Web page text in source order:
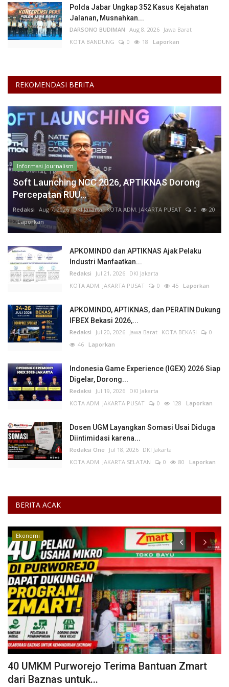
Polda Jabar Ungkap 352 Kasus Kejahatan
Jalanan, Musnahkan...
DARSONO BUDIMAN Aug 8, 2026 Jawa Barat
KOTA BANDUNG
0 18 Laporkan
REKOMENDASI BERITA
Informasi Journalism
Soft Launching NCC 2026, APTIKNAS Dorong
Percepatan RUU...
Redaksi Aug 7, 2026 DKI Jakarta KOTA ADM. JAKARTA PUSAT 0
20
Laporkan
APKOMINDO dan APTIKNAS Ajak Pelaku
Industri Manfaatkan...
Redaksi Jul 21, 2026 DKI Jakarta
KOTA ADM. JAKARTA PUSAT
0 45 Laporkan
APKOMINDO, APTIKNAS, dan PERATIN Dukung
IFBEX Bekasi 2026,...
Redaksi Jul 20, 2026 Jawa Barat KOTA BEKASI
0
46 Laporkan
Indonesia Game Experience (IGEX) 2026 Siap
Digelar, Dorong...
Redaksi Jul 19, 2026 DKI Jakarta
KOTA ADM. JAKARTA PUSAT
0 128 Laporkan
Dosen UGM Layangkan Somasi Usai Diduga
Diintimidasi karena...
Redaksi One Jul 18, 2026 DKI Jakarta
KOTA ADM. JAKARTA SELATAN
0 80 Laporkan
BERITA ACAK
Ekonomi
40 UMKM Purworejo Terima Bantuan Zmart
dari Baznas untuk...